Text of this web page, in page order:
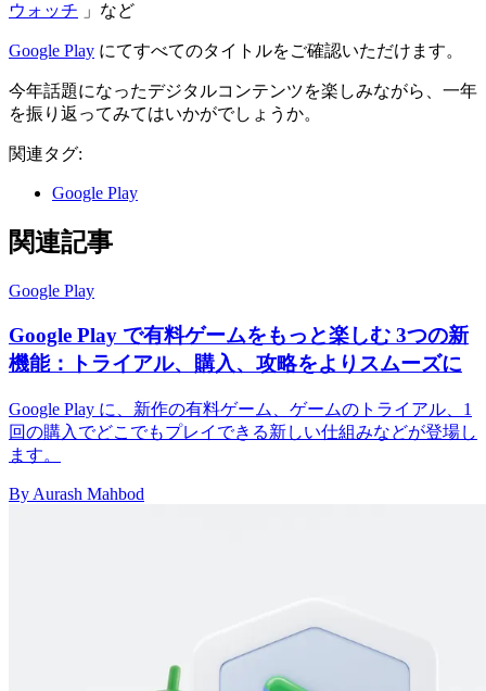
ウォッチ 」など
Google Play にてすべてのタイトルをご確認いただけます。
今年話題になったデジタルコンテンツを楽しみながら、一年
を振り返ってみてはいかがでしょうか。
関連タグ:
Google Play
関連記事
Google Play
Google Play で有料ゲームをもっと楽しむ 3つの新
機能：トライアル、購入、攻略をよりスムーズに
Google Play に、新作の有料ゲーム、ゲームのトライアル、1
回の購入でどこでもプレイできる新しい仕組みなどが登場し
ます。
By Aurash Mahbod